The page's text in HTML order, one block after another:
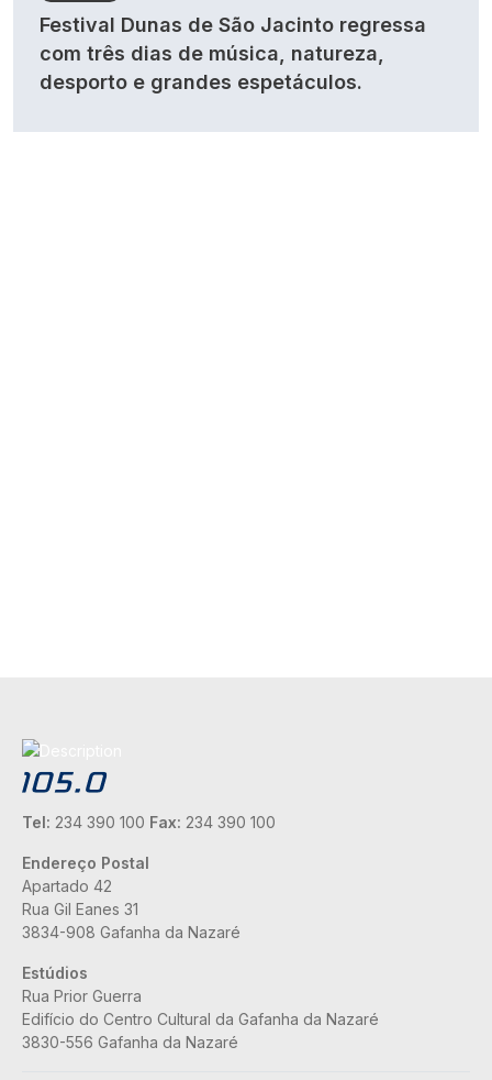
Festival Dunas de São Jacinto regressa
com três dias de música, natureza,
desporto e grandes espetáculos.
Tel: 234 390 100 Fax: 234 390 100
Endereço Postal
Apartado 42
Rua Gil Eanes 31
3834-908 Gafanha da Nazaré
Estúdios
Rua Prior Guerra
Edifício do Centro Cultural da Gafanha da Nazaré
3830-556 Gafanha da Nazaré